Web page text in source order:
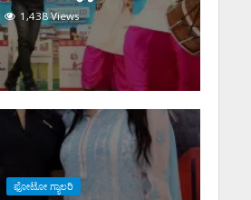
1,438 Views
ಫೋಟೋ ಗ್ಯಾಲರಿ